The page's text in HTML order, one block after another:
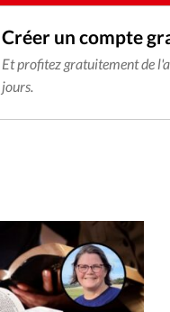
Créer un compte
Et profitez gratuitement de
jours.